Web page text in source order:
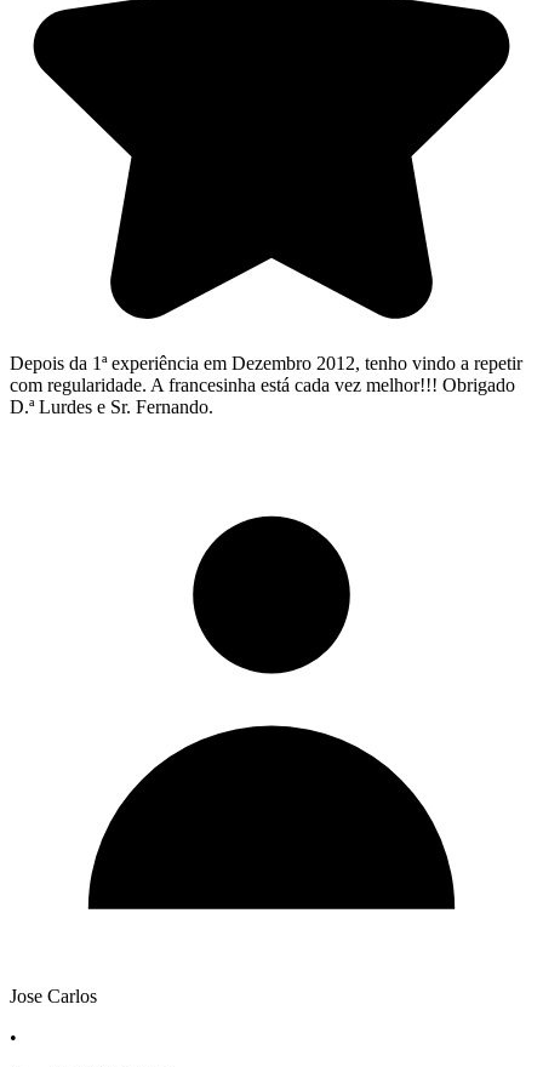
Depois da 1ª experiência em Dezembro 2012, tenho vindo a repetir
com regularidade. A francesinha está cada vez melhor!!! Obrigado
D.ª Lurdes e Sr. Fernando.
Jose Carlos
•